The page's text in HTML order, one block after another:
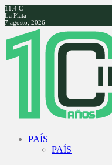
11.4 C
La Plata
7 agosto, 2026
Facebook
Twitter
Instagram
Youtube
PAÍS
PAÍS